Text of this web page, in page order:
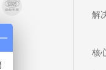
解
核